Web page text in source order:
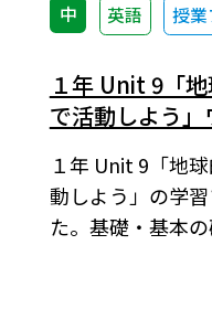
中 英語 授
１年 Unit 9「
で活動しよう
１年 Unit 9「地
動しよう」の学
た。基礎・基本
実態に応じ、復